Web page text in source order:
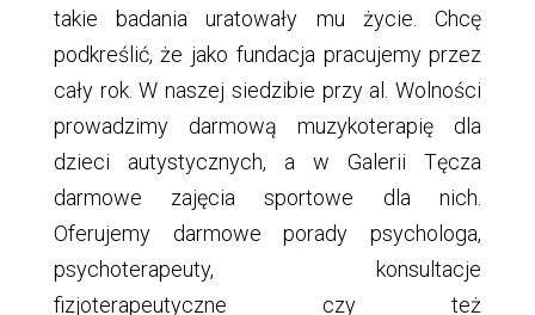
takie badania uratowały mu życie. Chcę
podkreślić, że jako fundacja pracujemy przez
cały rok. W naszej siedzibie przy al. Wolności
prowadzimy darmową muzykoterapię dla
dzieci autystycznych, a w Galerii Tęcza
darmowe zajęcia sportowe dla nich.
Oferujemy darmowe porady psychologa,
psychoterapeuty, konsultacje
fizjoterapeutyczne czy też